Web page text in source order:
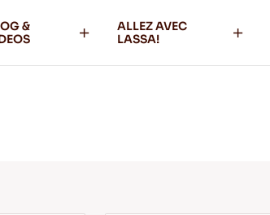
&
ALLEZ AVEC
LASSA!